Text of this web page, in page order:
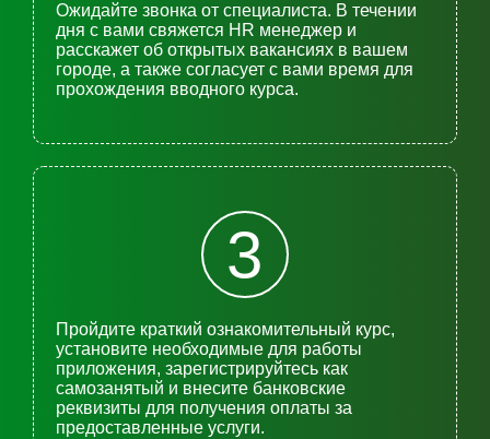
Ожидайте звонка от специалиста. В течении
дня с вами свяжется HR менеджер и
расскажет об открытых вакансиях в вашем
городе, а также согласует с вами время для
прохождения вводного курса.
3
Пройдите краткий ознакомительный курс,
установите необходимые для работы
приложения, зарегистрируйтесь как
самозанятый и внесите банковские
реквизиты для получения оплаты за
предоставленные услуги.